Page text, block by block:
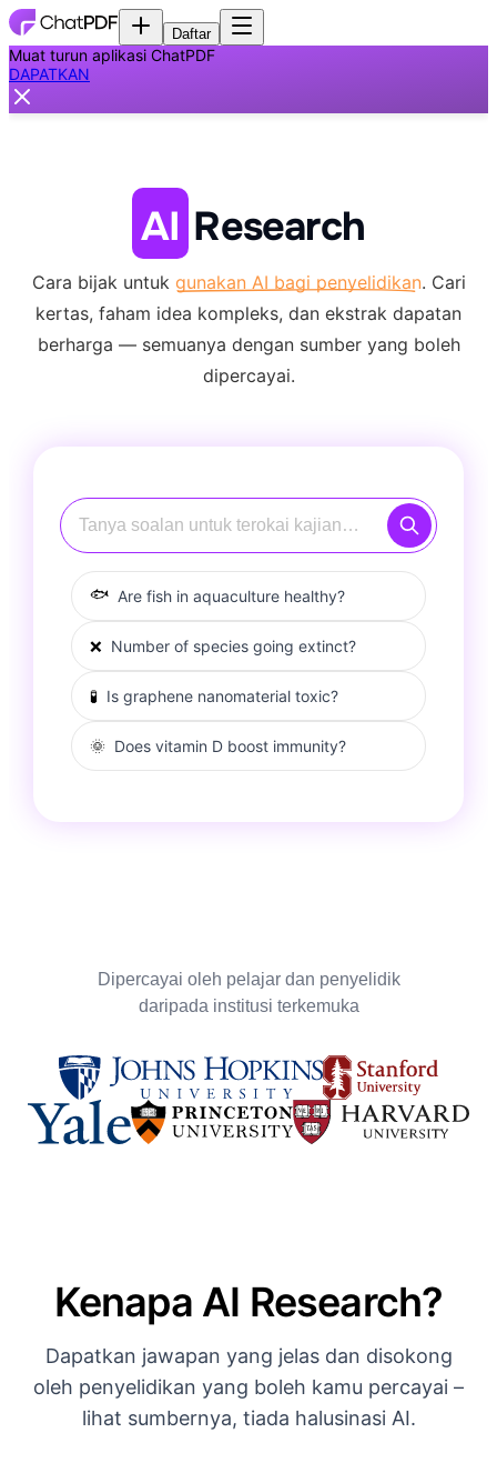
Daftar
Muat turun aplikasi ChatPDF
DAPATKAN
AI Research
Cara bijak untuk gunakan AI bagi penyelidikan. Cari
kertas, faham idea kompleks, dan ekstrak dapatan
berharga — semuanya dengan sumber yang boleh
dipercayai.
🐟 Are fish in aquaculture healthy?
❌ Number of species going extinct?
🧪 Is graphene nanomaterial toxic?
🌞 Does vitamin D boost immunity?
Dipercayai oleh pelajar dan penyelidik
daripada institusi terkemuka
Kenapa AI Research?
Dapatkan jawapan yang jelas dan disokong
oleh penyelidikan yang boleh kamu percayai –
lihat sumbernya, tiada halusinasi AI.